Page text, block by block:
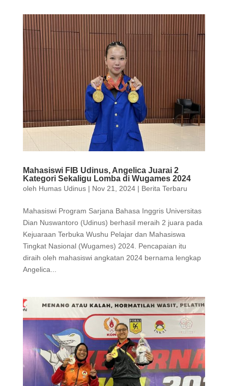
Mahasiswi FIB Udinus, Angelica Juarai 2
Kategori Sekaligu Lomba di Wugames 2024
oleh Humas Udinus| Nov 21, 2024| Berita Terbaru
Mahasiswi Program Sarjana Bahasa Inggris Universitas
Dian Nuswantoro (Udinus) berhasil meraih 2 juara pada
Kejuaraan Terbuka Wushu Pelajar dan Mahasiswa
Tingkat Nasional (Wugames) 2024. Pencapaian itu
diraih oleh mahasiswi angkatan 2024 bernama lengkap
Angelica...